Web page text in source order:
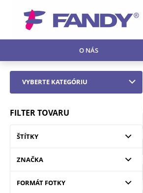
O NÁS
VYBERTE KATEGÓRIU
FILTER TOVARU
ŠTÍTKY
ZNAČKA
FORMÁT FOTKY